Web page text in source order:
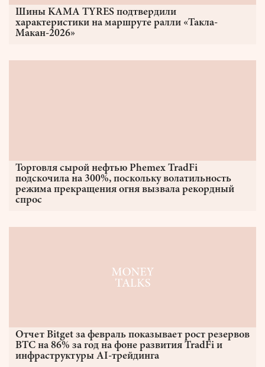
Шины KAMA TYRES подтвердили
характеристики на маршруте ралли «Такла-
Макан-2026»
Торговля сырой нефтью Phemex TradFi
подскочила на 300%, поскольку волатильность
режима прекращения огня вызвала рекордный
спрос
Отчет Bitget за февраль показывает рост резервов
BTC на 86% за год на фоне развития TradFi и
инфраструктуры AI-трейдинга